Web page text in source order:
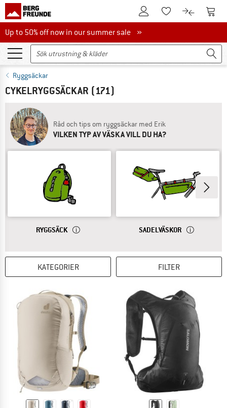
Till kundkontotTill minneslistan.
Till Till
Up to 50% off now in our summer sale
Up to 50% off now in our summer sale »
Ryggsäckar
CYKELRYGGSÄCKAR (171)
Råd och tips om ryggsäckar med Erik
VILKEN TYP AV VÄSKA VILL DU HA?
SVARET
RYGGSÄCK EN RYGGSÄCK PASSAR EXTRA BRA FÖR KORTA
SVARET
SADELVÄSKOR EN
KATEGORIER FILTER